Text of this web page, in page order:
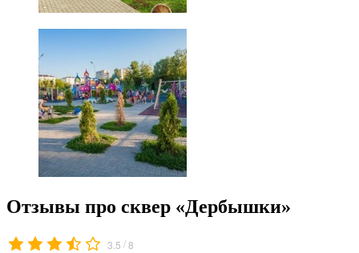
Отзывы про сквер «Дербышки»
3.5 /8